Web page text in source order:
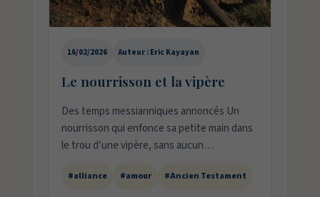
16/02/2026 Auteur : Eric Kayayan
Le nourrisson et la vipère
Des temps messianniques annoncés Un
nourrisson qui enfonce sa petite main dans
le trou d’une vipère, sans aucun…
#alliance #amour #Ancien Testament